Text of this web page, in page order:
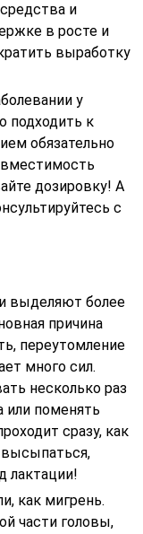
и
в росте и
выработку
у
подходить к
обязательно
дозировку! А
с
выделяют более
причина
переутомление
много сил.
несколько раз
или поменять
сразу, как
лактации!
как мигрень.
части головы,